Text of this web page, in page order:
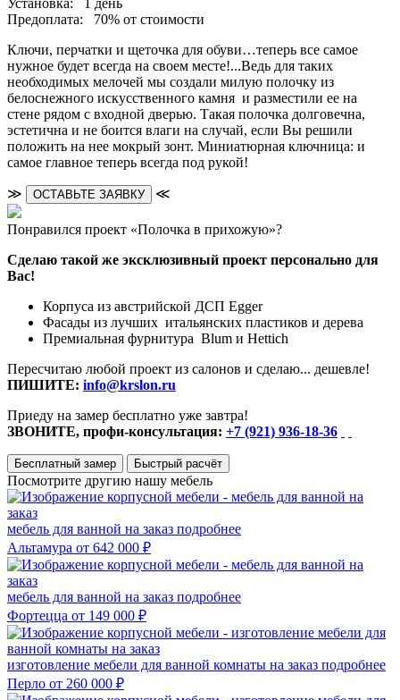
Установка:
1 день
Предоплата:
70% от стоимости
Ключи, перчатки и щеточка для обуви…теперь все самое
нужное будет всегда на своем месте!...Ведь для таких
необходимых мелочей мы создали милую полочку из
белоснежного искусственного камня и разместили ее на
стене рядом с входной дверью. Такая полочка долговечна,
эстетична и не боится влаги на случай, если Вы решили
положить на нее мокрый зонт. Миниатюрная ключница: и
самое главное теперь всегда под рукой!
≫ ОСТАВЬТЕ ЗАЯВКУ ≪
Понравился проект «Полочка в прихожую»?
Сделаю такой же эксклюзивный проект персонально для
Вас!
Корпуса из австрийской ДСП Egger
Фасады из лучших итальянских пластиков и дерева
Премиальная фурнитура Blum и Hettich
Пересчитаю любой проект из салонов и сделаю... дешевле!
ПИШИТЕ: info@krslon.ru
Приеду на замер бесплатно уже завтра!
ЗВОНИТЕ, профи-консультация: +7 (921) 936-18-36
Бесплатный замер Быстрый расчёт
Посмотрите другию нашу мебель
мебель для ванной на заказ подробнее
Альтамура от 642 000 ₽
мебель для ванной на заказ подробнее
Фортецца от 149 000 ₽
изготовление мебели для ванной комнаты на заказ подробнее
Перло от 260 000 ₽